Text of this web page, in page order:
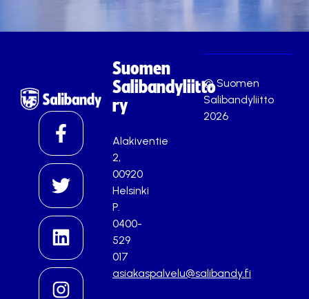
Suomen
Salibandyliitto
ry
Alakiventie
2,
00920
Helsinki
P.
0400-
529
017
asiakaspalvelu@salibandy.fi
© Suomen
Salibandyliitto
2026